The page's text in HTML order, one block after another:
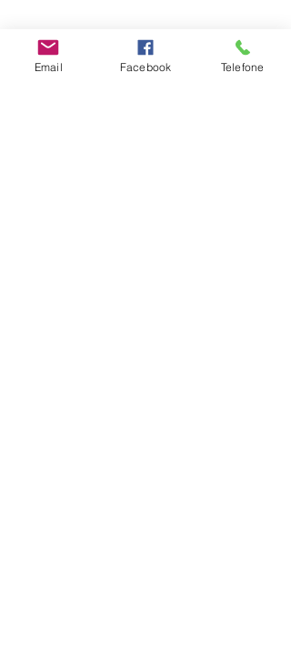
Emoções
Adultos
Email Facebook Telefone